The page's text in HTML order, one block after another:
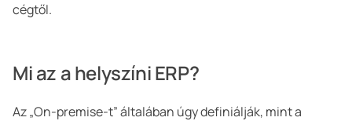
cégtől.
Mi az a helyszíni ERP?
Az „On-premise-t” általában úgy definiálják, mint a